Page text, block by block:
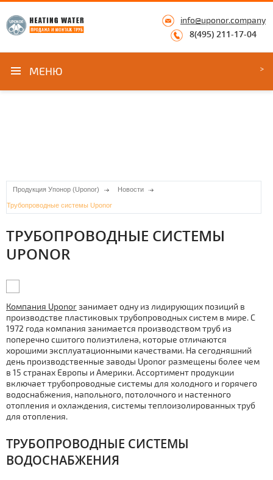
info@uponor.company
8(495) 211-17-04
МЕНЮ
Продукция Упонор (Uponor) Новости
Трубопроводные системы Uponor
ТРУБОПРОВОДНЫЕ СИСТЕМЫ
UPONOR
Компания Uponorзанимает одну из лидирующих позиций в
производстве пластиковых трубопроводных систем в мире. С
1972 года компания занимается производством труб из
поперечно сшитого полиэтилена, которые отличаются
хорошими эксплуатационными качествами. На сегодняшний
день производственные заводы Uponor размещены более чем
в 15 странах Европы и Америки. Ассортимент продукции
включает трубопроводные системы для холодного и горячего
водоснабжения, напольного, потолочного и настенного
отопления и охлаждения, системы теплоизолированных труб
для отопления.
ТРУБОПРОВОДНЫЕ СИСТЕМЫ
ВОДОСНАБЖЕНИЯ